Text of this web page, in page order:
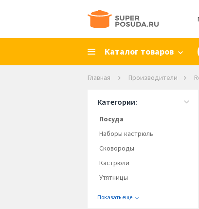
Каталог товаров
Главная Производители
Категории:
Посуда
Наборы кастрюль
Сковороды
Кастрюли
Утятницы
Показать еще